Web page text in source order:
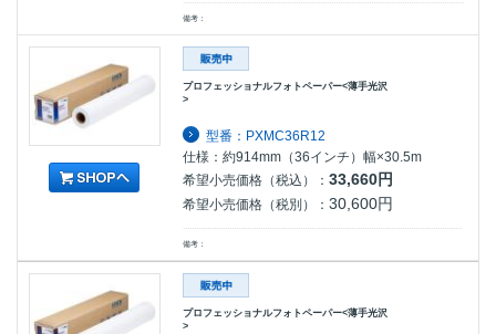
備考：
プロフェッショナルフォトペーパー<薄手光沢
>
型番：PXMC36R12
仕様：約914mm（36インチ）幅×30.5m
希望小売価格（税込）： 33,660円
希望小売価格（税別）： 30,600円
備考：
プロフェッショナルフォトペーパー<薄手光沢
>